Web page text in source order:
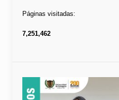
Páginas visitadas:
7,251,462